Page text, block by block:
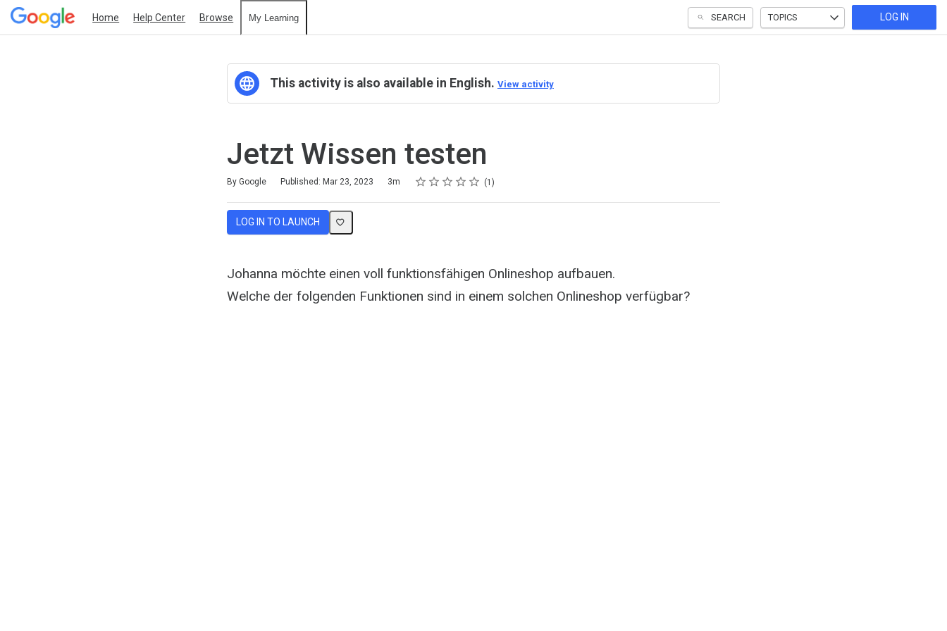
Home Help Center Browse My Learning SEARCH TOPICS LOG IN
This activity is also available in English. View activity
Jetzt Wissen testen
By Google Published: Mar 23, 2023 3m Rating
1 star
2 stars
3 stars
4 stars
5 stars 1
LOG IN TO LAUNCH
Johanna möchte einen voll funktionsfähigen Onlineshop aufbauen.
Welche der folgenden Funktionen sind in einem solchen Onlineshop verfügbar?